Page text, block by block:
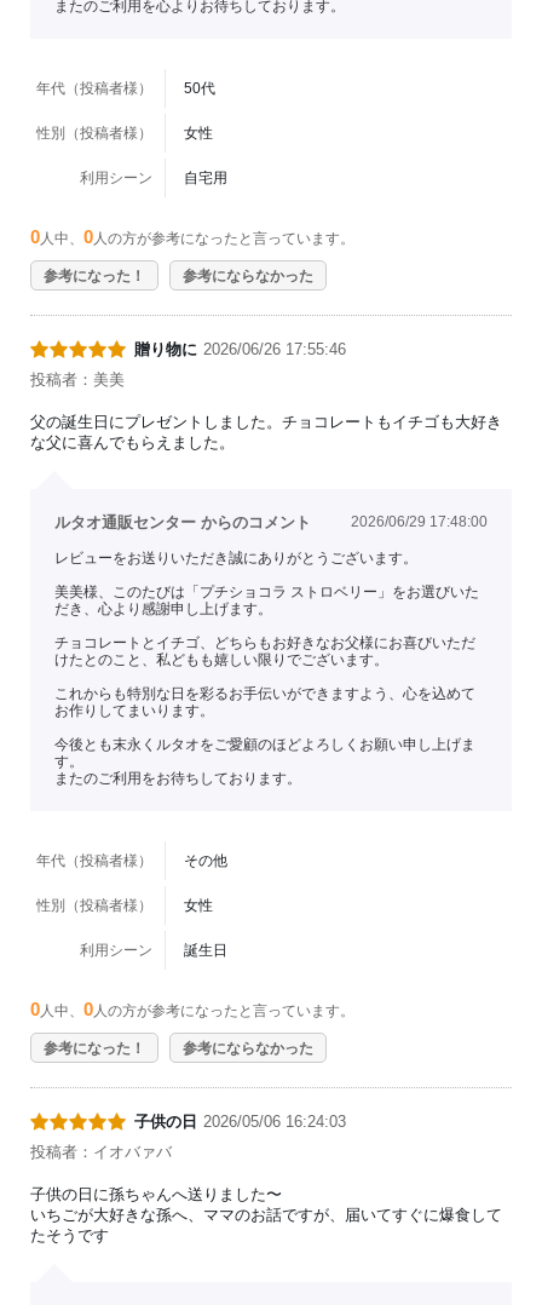
またのご利用を心よりお待ちしております。
年代（投稿者様） 50代
性別（投稿者様） 女性
利用シーン 自宅用
0 人中、 0 人の方が参考になったと言っています。
参考になった！ 参考にならなかった
贈り物に 2026/06/26 17:55:46
投稿者：美美
父の誕生日にプレゼントしました。チョコレートもイチゴも大好き
な父に喜んでもらえました。
ルタオ通販センター からのコメント 2026/06/29 17:48:00
レビューをお送りいただき誠にありがとうございます。
美美様、このたびは「プチショコラ ストロベリー」をお選びいた
だき、心より感謝申し上げます。
チョコレートとイチゴ、どちらもお好きなお父様にお喜びいただ
けたとのこと、私どもも嬉しい限りでございます。
これからも特別な日を彩るお手伝いができますよう、心を込めて
お作りしてまいります。
今後とも末永くルタオをご愛顧のほどよろしくお願い申し上げま
す。
またのご利用をお待ちしております。
年代（投稿者様） その他
性別（投稿者様） 女性
利用シーン 誕生日
0 人中、 0 人の方が参考になったと言っています。
参考になった！ 参考にならなかった
子供の日 2026/05/06 16:24:03
投稿者：イオバァバ
子供の日に孫ちゃんへ送りました〜
いちごが大好きな孫へ、ママのお話ですが、届いてすぐに爆食して
たそうです